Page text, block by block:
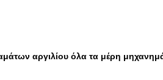
αργιλίου όλα τα μέρη